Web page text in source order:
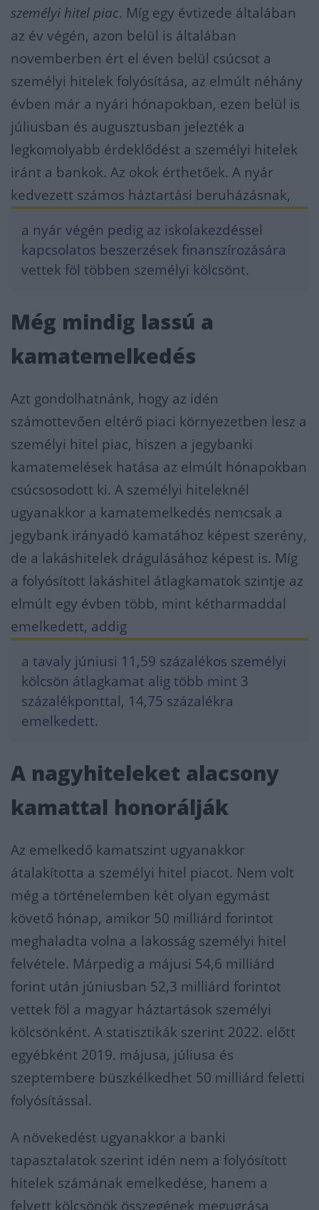
személyi hitel piac. Míg egy évtizede általában
az év végén, azon belül is általában
novemberben ért el éven belül csúcsot a
személyi hitelek folyósítása, az elmúlt néhány
évben már a nyári hónapokban, ezen belül is
júliusban és augusztusban jelezték a
legkomolyabb érdeklődést a személyi hitelek
iránt a bankok. Az okok érthetőek. A nyár
kedvezett számos háztartási beruházásnak,
a nyár végén pedig az iskolakezdéssel
kapcsolatos beszerzések finanszírozására
vettek föl többen személyi kölcsönt.
Még mindig lassú a
kamatemelkedés
Azt gondolhatnánk, hogy az idén
számottevően eltérő piaci környezetben lesz a
személyi hitel piac, hiszen a jegybanki
kamatemelések hatása az elmúlt hónapokban
csúcsosodott ki. A személyi hiteleknél
ugyanakkor a kamatemelkedés nemcsak a
jegybank irányadó kamatához képest szerény,
de a lakáshitelek drágulásához képest is. Míg
a folyósított lakáshitel átlagkamatok szintje az
elmúlt egy évben több, mint kétharmaddal
emelkedett, addig
a tavaly júniusi 11,59 százalékos személyi
kölcsön átlagkamat alig több mint 3
százalékponttal, 14,75 százalékra
emelkedett.
A nagyhiteleket alacsony
kamattal honorálják
Az emelkedő kamatszint ugyanakkor
átalakította a személyi hitel piacot. Nem volt
még a történelemben két olyan egymást
követő hónap, amikor 50 milliárd forintot
meghaladta volna a lakosság személyi hitel
felvétele. Márpedig a májusi 54,6 milliárd
forint után júniusban 52,3 milliárd forintot
vettek föl a magyar háztartások személyi
kölcsönként. A statisztikák szerint 2022. előtt
egyébként 2019. májusa, júliusa és
szeptembere büszkélkedhet 50 milliárd feletti
folyósítással.
A növekedést ugyanakkor a banki
tapasztalatok szerint idén nem a folyósított
hitelek számának emelkedése, hanem a
felvett kölcsönök összegének megugrása